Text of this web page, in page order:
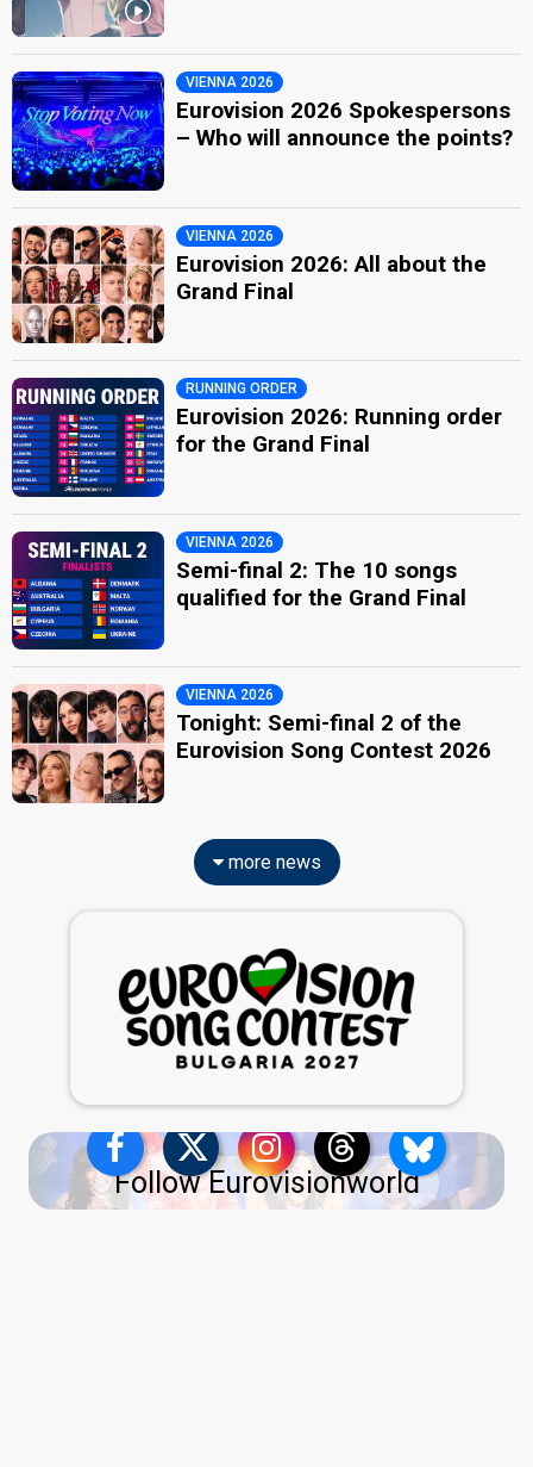
VIENNA 2026
Eurovision 2026 Spokespersons
– Who will announce the points?
VIENNA 2026
Eurovision 2026: All about the
Grand Final
RUNNING ORDER
Eurovision 2026: Running order
for the Grand Final
VIENNA 2026
Semi-final 2: The 10 songs
qualified for the Grand Final
VIENNA 2026
Tonight: Semi-final 2 of the
Eurovision Song Contest 2026
more news
Follow Eurovisionworld